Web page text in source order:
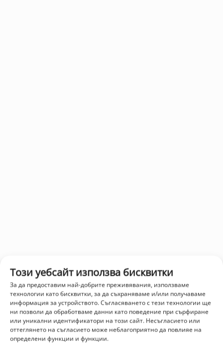
Този уебсайт използва бисквитки
За да предоставим най-добрите преживявания, използваме
технологии като бисквитки, за да съхраняваме и/или получаваме
информация за устройството. Съгласяването с тези технологии ще
ни позволи да обработваме данни като поведение при сърфиране
или уникални идентификатори на този сайт. Несъгласието или
оттеглянето на съгласието може неблагоприятно да повлияе на
определени функции и функции.